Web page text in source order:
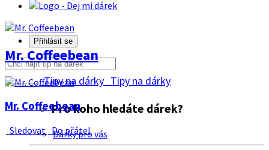
Přihlásit se
Tipy na dárky Tipy na dárky
Pro koho hledáte dárek?
Dárky pro vás
Mr. Coffeebean
Mr. Coffeebean
Sledovat Do přátel